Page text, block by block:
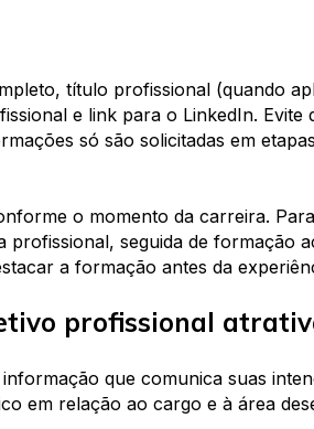
título profissional (quando
e link para o LinkedIn. Evite
só são solicitadas em
o momento da carreira.
seguida de formação
a formação antes da
profissional
que comunica suas
em relação ao cargo e à área